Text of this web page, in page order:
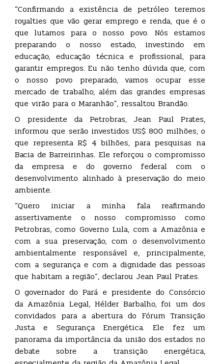
“Confirmando a existência de petróleo teremos
royalties que vão gerar emprego e renda, que é o
que lutamos para o nosso povo. Nós estamos
preparando o nosso estado, investindo em
educação, educação técnica e profissional, para
garantir empregos. Eu não tenho dúvida que, com
o nosso povo preparado, vamos ocupar esse
mercado de trabalho, além das grandes empresas
que virão para o Maranhão”, ressaltou Brandão.
O presidente da Petrobras, Jean Paul Prates,
informou que serão investidos US$ 800 milhões, o
que representa R$ 4 bilhões, para pesquisas na
Bacia de Barreirinhas. Ele reforçou o compromisso
da empresa e do governo federal com o
desenvolvimento alinhado à preservação do meio
ambiente.
“Quero iniciar a minha fala reafirmando
assertivamente o nosso compromisso como
Petrobras, como Governo Lula, com a Amazônia e
com a sua preservação, com o desenvolvimento
ambientalmente responsável e, principalmente,
com a segurança e com a dignidade das pessoas
que habitam a região”, declarou Jean Paul Prates.
O governador do Pará e presidente do Consórcio
da Amazônia Legal, Hélder Barbalho, foi um dos
convidados para a abertura do Fórum Transição
Justa e Segurança Energética. Ele fez um
panorama da importância da união dos estados no
debate sobre a transição energética,